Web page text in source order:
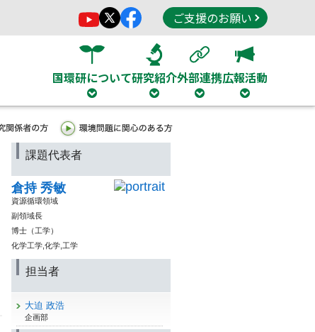
ご支援のお願い
国環研について研究紹介外部連携広報活動
課題代表者
倉持 秀敏
資源循環領域
副領域長
博士（工学）
化学工学,化学,工学
担当者
大迫 政浩
企画部